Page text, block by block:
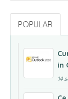
POPULAR
in
14